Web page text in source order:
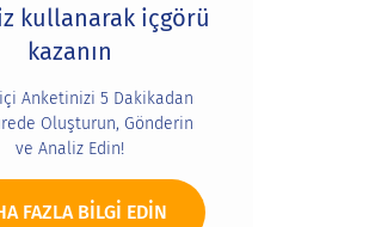
kullanarak içgörü
kazanın
Anketinizi 5 Dakikadan
Oluşturun, Gönderin
ve Analiz Edin!
FAZLA BILGI EDIN